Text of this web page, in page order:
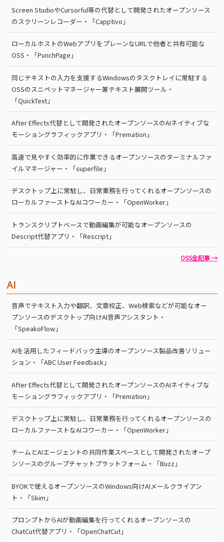
Screen StudioやCursorful等の代替として開発されたオープンソース
のスクリーンレコーダー・「Capptivo」
ローカルホストのWebアプリをプレーンなURLで他者と共有可能な
OSS・「PunchPage」
同じテキストの入力を支援するWindowsのタスクトレイに常駐する
OSSのスニペットマネージャー兼テキスト展開ツール・
「QuickText」
After Effects代替として開発されたオープンソースのAIネイティブな
モーショングラフィックアプリ・「Premation」
高速で見やすく効率的に作業できるオープンソースのターミナルファ
イルマネージャー・「superfile」
デスクトップ上に常駐し、日常業務を行ってくれるオープンソースの
ローカルファーストなAIコワーカー・「OpenWorker」
トランスクリプトベースで動画編集が可能なオープンソースの
Descript代替アプリ・「Rescript」
OSS全記事 →
AI
音声でテキスト入力や翻訳、文章校正、Web検索などが可能なオー
プンソースのデスクトップ向けAI音声アシスタント・
「SpeakoFlow」
AIを活用したフィードバック主導のオープンソース製品改善ソリュー
ション・「ABC User Feedback」
After Effects代替として開発されたオープンソースのAIネイティブな
モーショングラフィックアプリ・「Premation」
デスクトップ上に常駐し、日常業務を行ってくれるオープンソースの
ローカルファーストなAIコワーカー・「OpenWorker」
チームとAIエージェントの共同作業スペースとして開発されたオープ
ンソースのグループチャットプラットフォーム・「Buzz」
BYOKで使えるオープンソースのWindows向けAIメールクライアン
ト・「Skim」
プロンプトからAIが動画編集を行ってくれるオープンソースの
ChatCut代替アプリ・「OpenChatCut」